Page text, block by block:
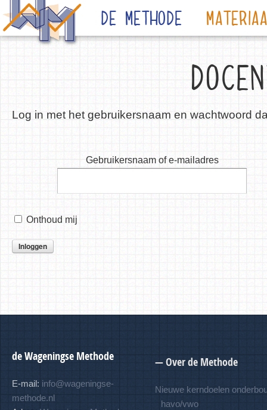
De Methode
Log in met het gebruikersnaam en wachtwoord
Gebruikersnaam of e-mailadres
Onthoud mij
de Wageningse Methode
E-mail: info@wageningse-
methode.nl
— Over de Methode
Nieuwe kerndoelen
havo/vwo